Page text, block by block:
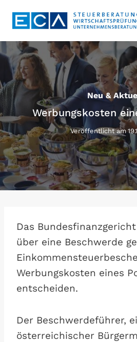
Inhalt
Neu &
Werbungskosten
Veröffentlicht am
Das
über eine Beschwerde
Werbungskosten eines
entscheiden.
Der Beschwerdeführer,
österreichischer